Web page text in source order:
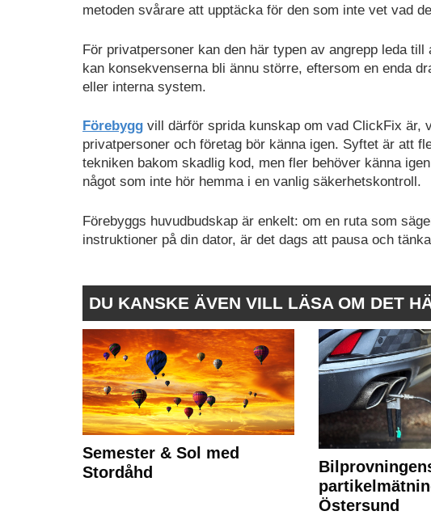
metoden svårare att upptäcka för den som inte vet vad
För privatpersoner kan den här typen av angrepp leda
kan konsekvenserna bli ännu större, eftersom en enda
eller interna system.
Förebygg vill därför sprida kunskap om vad ClickFix är,
privatpersoner och företag bör känna igen. Syftet är att
tekniken bakom skadlig kod, men fler behöver känna
något som inte hör hemma i en vanlig säkerhetskontroll.
Förebyggs huvudbudskap är enkelt: om en ruta som
instruktioner på din dator, är det dags att pausa och
DU KANSKE ÄVEN VILL LÄSA OM DET
Semester & Sol med
Stordåhd
Östersund